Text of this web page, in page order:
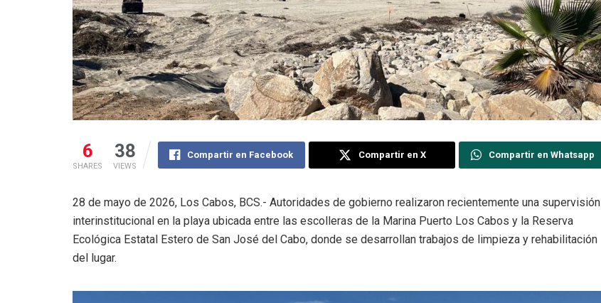
6
SHARES
38
VIEWS
Compartir en Facebook Compartir en X Compartir en Whatsapp
28 de mayo de 2026, Los Cabos, BCS.- Autoridades de gobierno realizaron recientemente una supervisión
interinstitucional en la playa ubicada entre las escolleras de la Marina Puerto Los Cabos y la Reserva
Ecológica Estatal Estero de San José del Cabo, donde se desarrollan trabajos de limpieza y rehabilitación
del lugar.